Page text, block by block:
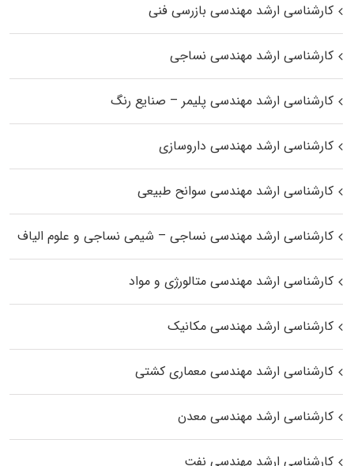
کارشناسی ارشد مهندسی بازرسی فنی
کارشناسی ارشد مهندسی نساجی
کارشناسی ارشد مهندسی پلیمر – صنایع رنگ
کارشناسی ارشد مهندسی داروسازی
کارشناسی ارشد مهندسی سوانح طبیعی
کارشناسی ارشد مهندسی نساجی – شیمی نساجی و علوم الیاف
کارشناسی ارشد مهندسی متالورژی و مواد
کارشناسی ارشد مهندسی مکانیک
کارشناسی ارشد مهندسی معماری کشتی
کارشناسی ارشد مهندسی معدن
کارشناسی ارشد مهندسی نفت